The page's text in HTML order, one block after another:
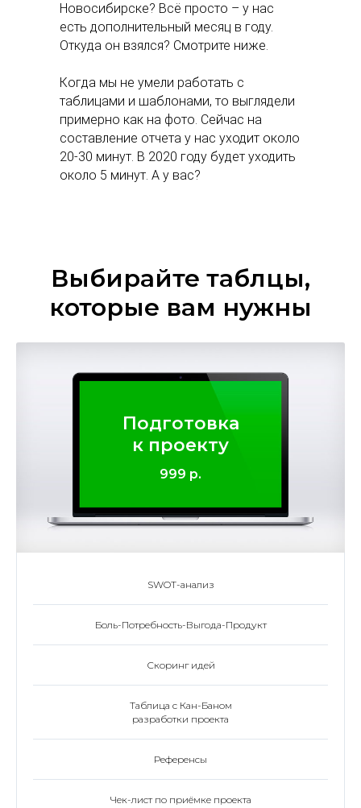
Новосибирске? Всё просто – у нас
есть дополнительный месяц в году.
Откуда он взялся? Смотрите ниже.
Когда мы не умели работать с
таблицами и шаблонами, то выглядели
примерно как на фото. Сейчас на
составление отчета у нас уходит около
20-30 минут. В 2020 году будет уходить
около 5 минут. А у вас?
Выбирайте таблцы,
которые вам нужны
Подготовка
к проекту
999 р.
SWOT-анализ
Боль-Потребность-Выгода-Продукт
Скоринг идей
Таблица с Кан-Баном
разработки проекта
Референсы
Чек-лист по приёмке проекта